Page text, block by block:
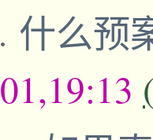
什么预
01,19:13